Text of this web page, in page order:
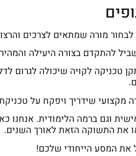
מורה שמתאים לצרכים
להתקדם בצורה היעילה
טכניקה לקויה שיכולה
מקצועי שידריך ויפקח על
וגם ברמה הלימודית. אנחנו
את התשוקה הזאת לאורך השנים.
את המסע הייחודי שלכם!